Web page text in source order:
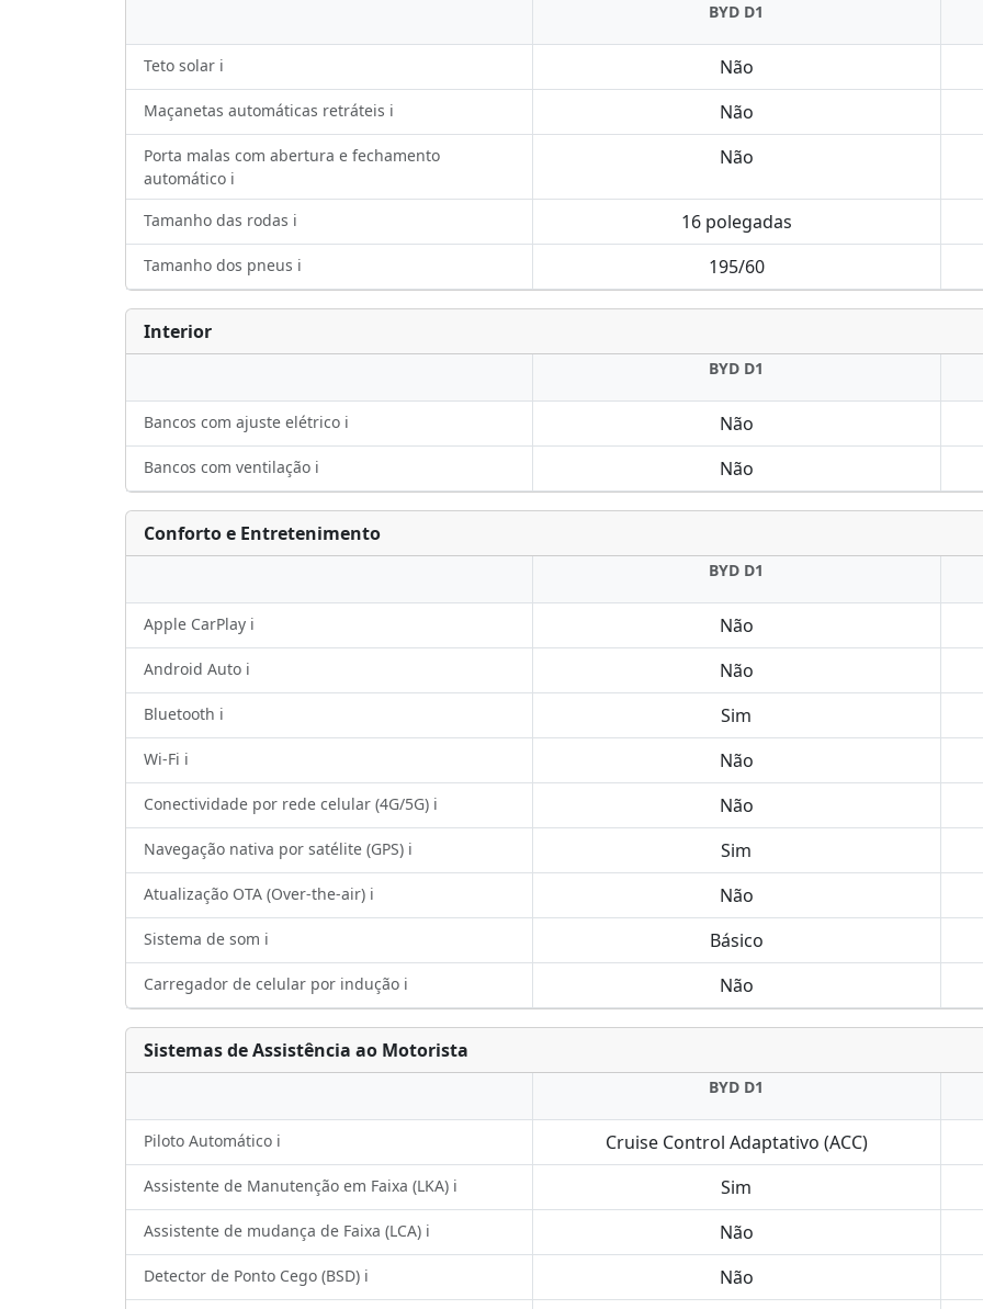
BYD D1
Teto solar ℹ️
Não
Maçanetas automáticas retráteis ℹ️ Não
Porta malas com abertura e fechamento
automático ℹ️
Não
Tamanho das rodas ℹ️ 16 polegadas
Tamanho dos pneus ℹ️ 195/60
Interior
BYD D1
Bancos com ajuste elétrico ℹ️
Não
Bancos com ventilação ℹ️ Não
Conforto e Entretenimento
BYD D1
Apple CarPlay ℹ️
Não
Android Auto ℹ️ Não
Bluetooth ℹ️ Sim
Wi-Fi ℹ️ Não
Conectividade por rede celular (4G/5G) ℹ️ Não
Navegação nativa por satélite (GPS) ℹ️ Sim
Atualização OTA (Over-the-air) ℹ️ Não
Sistema de som ℹ️ Básico
Carregador de celular por indução ℹ️ Não
Sistemas de Assistência ao Motorista
BYD D1
Piloto Automático ℹ️
Cruise Control Adaptativo (ACC)
Assistente de Manutenção em Faixa (LKA) ℹ️ Sim
Assistente de mudança de Faixa (LCA) ℹ️ Não
Detector de Ponto Cego (BSD) ℹ️ Não